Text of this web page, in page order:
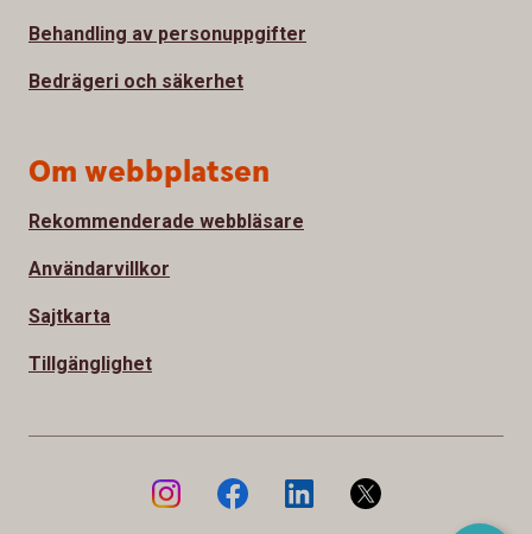
Behandling av personuppgifter
Bedrägeri och säkerhet
Om webbplatsen
Rekommenderade webbläsare
Användarvillkor
Sajtkarta
Tillgänglighet